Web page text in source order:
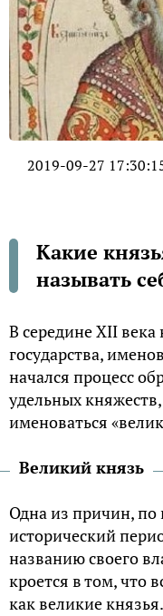
2019-09-27
Какие
называть
В середине XII века
государства,
начался процесс
удельных
именоваться
Великий князь
Одна из причин,
исторический
названию своего
кроется в том, что
как великие князья.